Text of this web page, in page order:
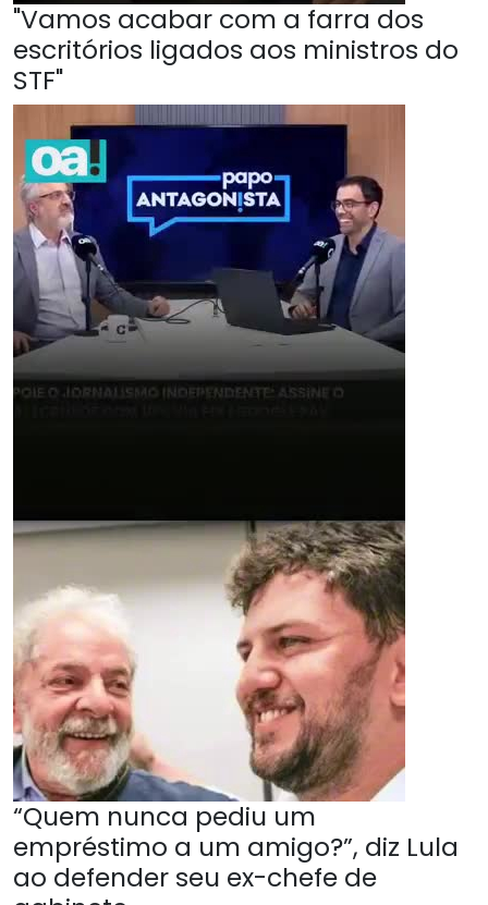
"Vamos acabar com a farra dos
escritórios ligados aos ministros do
STF"
“Quem nunca pediu um
empréstimo a um amigo?”, diz Lula
ao defender seu ex-chefe de